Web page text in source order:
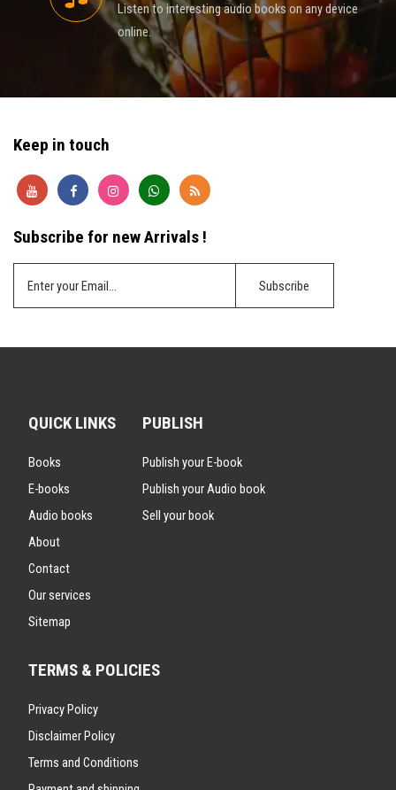
Listen to interesting audio books on any device
online.
Keep in touch
Subscribe for new Arrivals !
QUICK LINKS
Books
E-books
Audio books
About
Contact
Our services
Sitemap
PUBLISH
Publish your E-book
Publish your Audio book
Sell your book
TERMS & POLICIES
Privacy Policy
Disclaimer Policy
Terms and Conditions